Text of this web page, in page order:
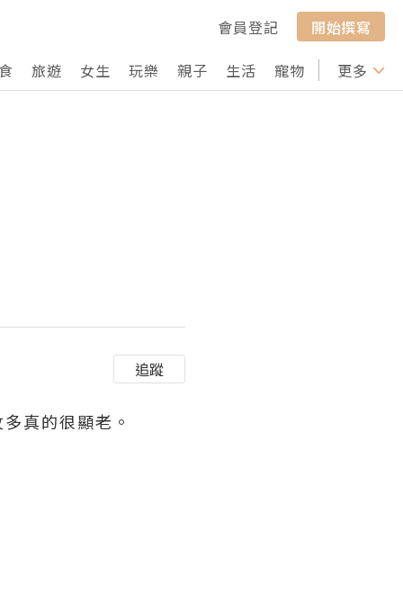
會員登記
開始撰寫
旅遊 女生 玩樂 親子 生活 寵物 行山 打卡
更多
追蹤
真的很顯老。